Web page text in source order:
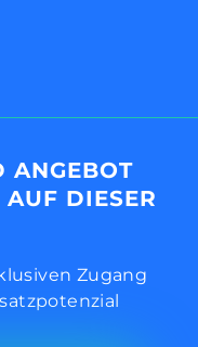
ANGEBOT
AUF DIESER
Zugang